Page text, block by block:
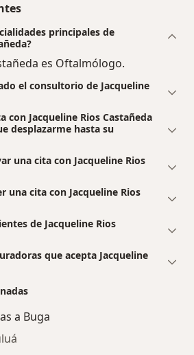
principales de
es Oftalmólogo.
el consultorio de Jacqueline
con Jacqueline Rios Castañeda
desplazarme hasta su
una cita con Jacqueline Rios
una cita con Jacqueline Rios
de Jacqueline Rios
que acepta Jacqueline
a Buga